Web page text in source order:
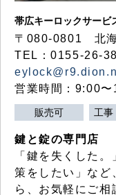
帯広キーロックサービ
〒080-0801 北
TEL：0155-26-
営業時間：9:00〜
販売可 工
鍵と錠の専門店
「鍵を失くした
策をしたい」など
ら、お気軽にご相